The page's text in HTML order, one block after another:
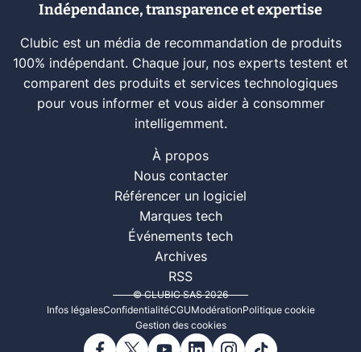
Indépendance, transparence et expertise
Clubic est un média de recommandation de produits
100% indépendant. Chaque jour, nos experts testent et
comparent des produits et services technologiques
pour vous informer et vous aider à consommer
intelligemment.
À propos
Nous contacter
Référencer un logiciel
Marques tech
Événements tech
Archives
RSS
© CLUBIC SAS 2026
Infos légalesConfidentialitéCGUModérationPolitique cookie
Gestion des cookies